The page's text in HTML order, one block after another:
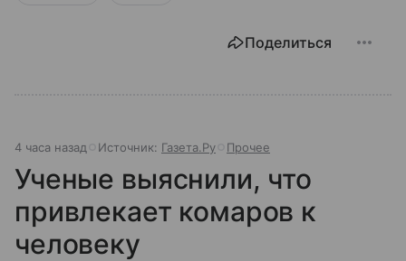
Поделиться
4 часа назад Источник: Газета.Ру Прочее
Ученые выяснили, что
привлекает комаров к
человеку